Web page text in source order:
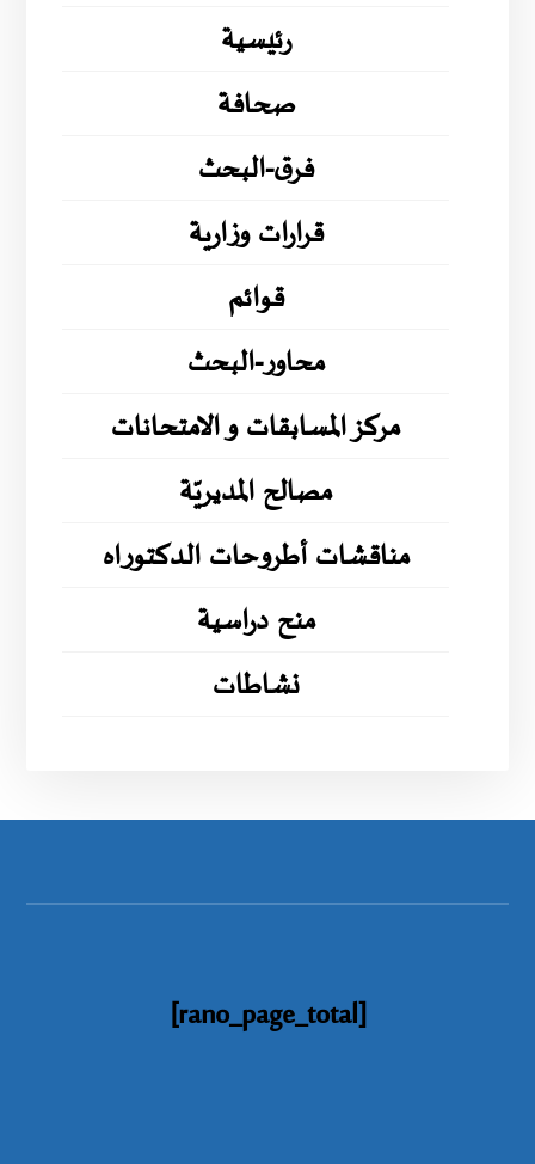
رئيسية
صحافة
فرق-البحث
قرارات وزارية
قوائم
محاور-البحث
مركز المسابقات و الامتحانات
مصالح المديريّة
مناقشات أطروحات الدكتوراه
منح دراسية
نشاطات
[rano_page_total]